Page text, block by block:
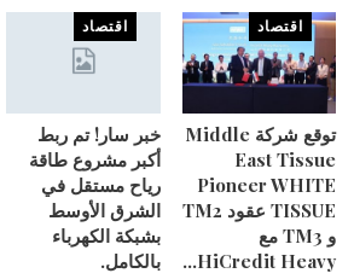
اقتصاد
توقع شركة Middle
East Tissue
Pioneer WHITE
TISSUE عقود TM2
و TM3 مع
HiCredit Heavy…
اقتصاد
خبر سار! تم ربط
أكبر مشروع طاقة
رياح مستقل في
الشرق الأوسط
بشبكة الكهرباء
بالكامل.